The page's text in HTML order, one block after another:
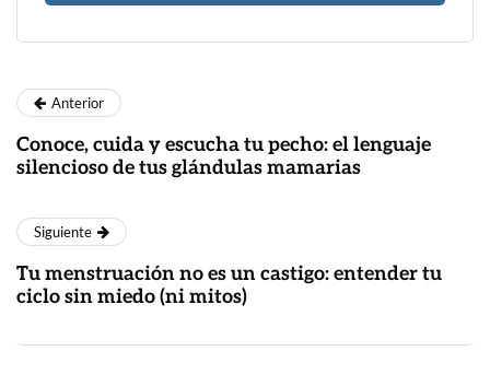
Anterior
Conoce, cuida y escucha tu pecho: el lenguaje
silencioso de tus glándulas mamarias
Siguiente
Tu menstruación no es un castigo: entender tu
ciclo sin miedo (ni mitos)